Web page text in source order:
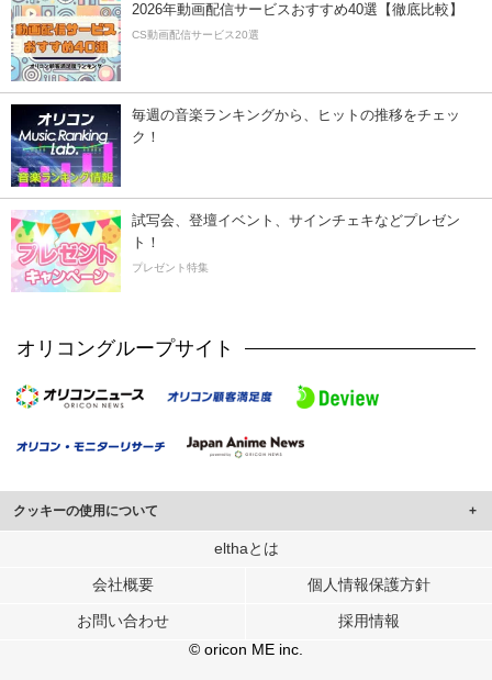
2026年動画配信サービスおすすめ40選【徹底比較】
CS動画配信サービス20選
毎週の音楽ランキングから、ヒットの推移をチェッ
ク！
試写会、登壇イベント、サインチェキなどプレゼン
ト！
プレゼント特集
オリコングループサイト
クッキーの使用について
このサイトでは Cookie を使用して、ユーザーに合わせたコンテンツや広告の
行っています。
メディアや広告配信、データ解析の各パートナーに提供しています。
各パートナーは、この情報とユーザーが各パートナーに提供した他の情報や、
ユーザーが各パートナーのサービスを使用したときに収集した他の情報を組み
elthaとは
会社概要 個人情報保護方針
お問い合わせ
採用情報
© oricon ME inc.